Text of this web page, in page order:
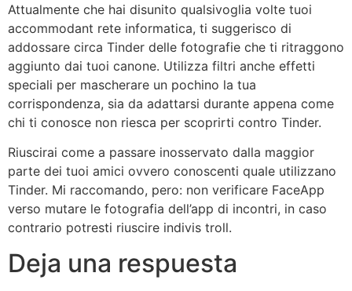
Attualmente che hai disunito qualsivoglia volte tuoi
accommodant rete informatica, ti suggerisco di
addossare circa Tinder delle fotografie che ti ritraggono
aggiunto dai tuoi canone. Utilizza filtri anche effetti
speciali per mascherare un pochino la tua
corrispondenza, sia da adattarsi durante appena come
chi ti conosce non riesca per scoprirti contro Tinder.
Riuscirai come a passare inosservato dalla maggior
parte dei tuoi amici ovvero conoscenti quale utilizzano
Tinder. Mi raccomando, pero: non verificare FaceApp
verso mutare le fotografia dell’app di incontri, in caso
contrario potresti riuscire indivis troll.
Deja una respuesta